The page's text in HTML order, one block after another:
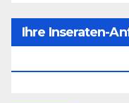
Ihre Inseraten-